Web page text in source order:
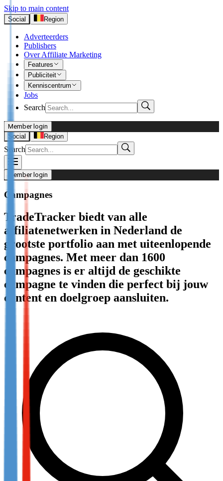
Skip to main content
Social Region
Adverteerders
Publishers
Over Affiliate Marketing
Features
Publiciteit
Kenniscentrum
Jobs
Search
I’m Advertiser
Login
Not already our Advertiser?
I’m Publisher
Login
Not already our Publisher?
Sign up here
Member login
Social
Region
Search
Member login
Campagnes
TradeTracker biedt van alle
affiliatenetwerken in Nederland de
grootste portfolio aan met uiteenlopende
campagnes. Met meer dan 1600
campagnes is er altijd de geschikte
campagne te vinden die perfect bij jouw
content en doelgroep aansluiten.